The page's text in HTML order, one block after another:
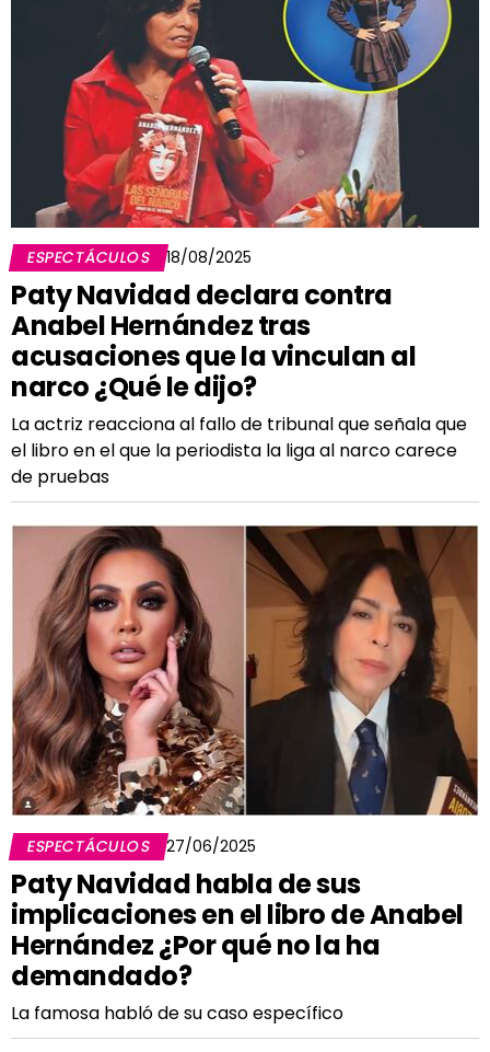
ESPECTÁCULOS 18/08/2025
Paty Navidad declara contra
Anabel Hernández tras
acusaciones que la vinculan al
narco ¿Qué le dijo?
La actriz reacciona al fallo de tribunal que señala que
el libro en el que la periodista la liga al narco carece
de pruebas
ESPECTÁCULOS 27/06/2025
Paty Navidad habla de sus
implicaciones en el libro de Anabel
Hernández ¿Por qué no la ha
demandado?
La famosa habló de su caso específico